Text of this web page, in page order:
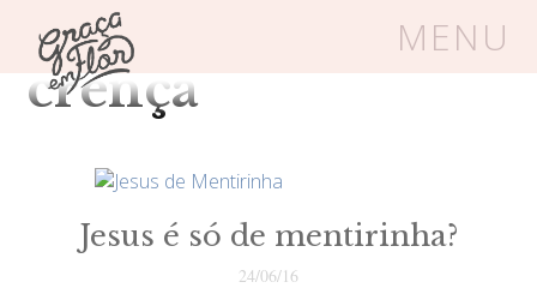
MENU
Um espaço seguro onde mulheres
Carrinho
Tag Arquivos:
crença
Jesus é só de mentirinha?
24/06/16